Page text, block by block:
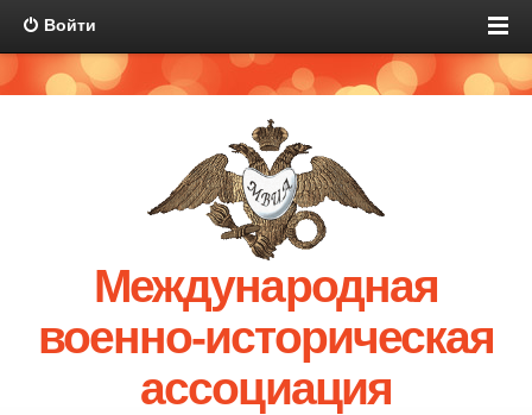
Войти
Международная
военно-историческая
ассоциация